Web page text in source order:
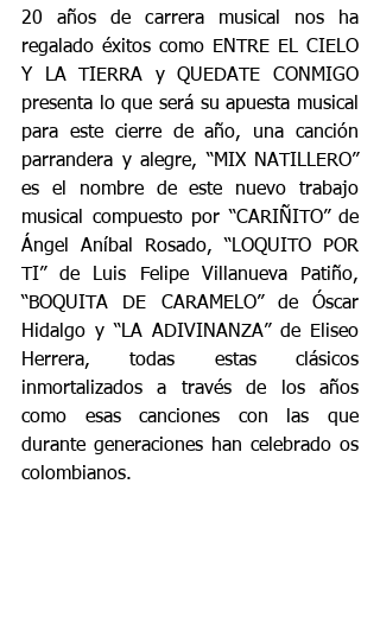
20 años de carrera musical nos ha
regalado éxitos como ENTRE EL CIELO
Y LA TIERRA y QUEDATE CONMIGO
presenta lo que será su apuesta musical
para este cierre de año, una canción
parrandera y alegre, “MIX NATILLERO”
es el nombre de este nuevo trabajo
musical compuesto por “CARIÑITO” de
Ángel Aníbal Rosado, “LOQUITO POR
TI” de Luis Felipe Villanueva Patiño,
“BOQUITA DE CARAMELO” de Óscar
Hidalgo y “LA ADIVINANZA” de Eliseo
Herrera, todas estas clásicos
inmortalizados a través de los años
como esas canciones con las que
durante generaciones han celebrado os
colombianos.